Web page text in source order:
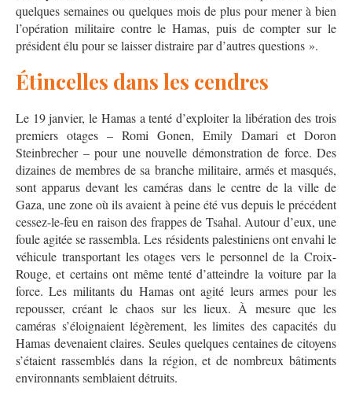
quelques semaines ou quelques mois de plus pour mener à bien
l’opération militaire contre le Hamas, puis de compter sur le
président élu pour se laisser distraire par d’autres questions ».
Étincelles dans les cendres
Le 19 janvier, le Hamas a tenté d’exploiter la libération des trois
premiers otages – Romi Gonen, Emily Damari et Doron
Steinbrecher – pour une nouvelle démonstration de force. Des
dizaines de membres de sa branche militaire, armés et masqués,
sont apparus devant les caméras dans le centre de la ville de
Gaza, une zone où ils avaient à peine été vus depuis le précédent
cessez-le-feu en raison des frappes de Tsahal. Autour d’eux, une
foule agitée se rassembla. Les résidents palestiniens ont envahi le
véhicule transportant les otages vers le personnel de la Croix-
Rouge, et certains ont même tenté d’atteindre la voiture par la
force. Les militants du Hamas ont agité leurs armes pour les
repousser, créant le chaos sur les lieux. À mesure que les
caméras s’éloignaient légèrement, les limites des capacités du
Hamas devenaient claires. Seules quelques centaines de citoyens
s’étaient rassemblés dans la région, et de nombreux bâtiments
environnants semblaient détruits.